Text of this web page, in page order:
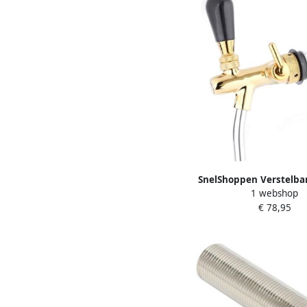
SnelShoppen
RVS G5 8 Biertap voor
Bier Kegsysteem
1 webshop
€ 78,95